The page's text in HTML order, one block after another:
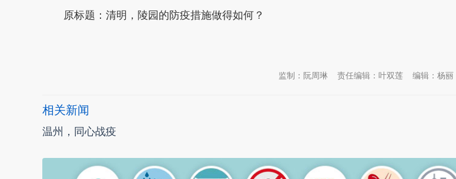
原标题：清明，陵园的防疫措施做得如何？
编辑：杨丽
责任编辑：叶双莲
监制：阮周琳
相关新闻
温州，同心战疫